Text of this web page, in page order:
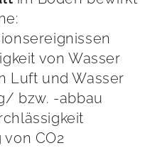
von Wasser
Luft und Wasser
bzw. -abbau
CO2